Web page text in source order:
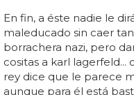
En fin, a éste nadie le
maleducado sin caer
borrachera nazi, pero
cositas a karl
rey dice que le parece
aunque para él está